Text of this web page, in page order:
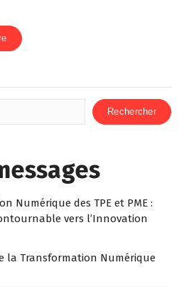
Rechercher
Numérique des TPE et PME :
vers l’Innovation
la Transformation Numérique